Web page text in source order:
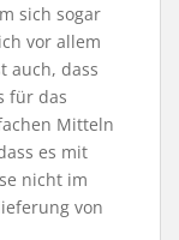
sich sogar
vor allem
auch, dass
für das
Mitteln
es mit
nicht im
von